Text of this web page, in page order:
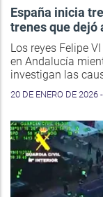
España inicia
trenes que dejó
Los reyes Felipe
en Andalucía
investigan las
20 DE ENERO DE 2026